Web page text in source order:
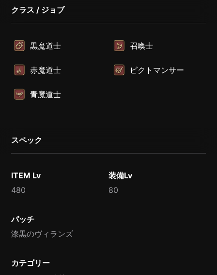
クラス / ジョブ
黒魔道士 召喚士
赤魔道士 ピクトマンサー
青魔道士
スペック
ITEM Lv
480
装備Lv
80
パッチ
漆黒のヴィランズ
カテゴリー